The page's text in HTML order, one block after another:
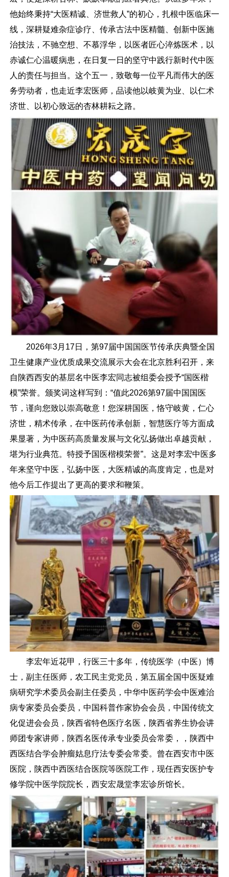
他始终秉持“大医精诚、济世救人”的初心，扎根中医临床一
线，深耕疑难杂症诊疗、传承古法中医精髓、创新中医施
治技法，不驰空想、不慕浮华，以医者匠心淬炼医术，以
赤诚仁心温暖病患，在日复一日的坚守中践行新时代中医
人的责任与担当。这个五一，致敬每一位平凡而伟大的医
务劳动者，也走近李宏医师，品读他以岐黄为业、以仁术
济世、以初心致远的杏林耕耘之路。
2026年3月17日，第97届中国国医节传承庆典暨全国
卫生健康产业优质成果交流展示大会在北京胜利召开，来
自陕西西安的基层名中医李宏同志被组委会授予“国医楷
模”荣誉。颁奖词这样写到：“值此2026第97届中国国医
节，谨向您致以崇高敬意！您深耕国医，恪守岐黄，仁心
济世，精术传承，在中医药传承创新，智慧医疗等方面成
果显著，为中医药高质量发展与文化弘扬做出卓越贡献，
堪为行业典范。特授予国医楷模荣誉”。这是对李宏中医多
年来坚守中医，弘扬中医，大医精诚的高度肯定，也是对
他今后工作提出了更高的要求和鞭策。
李宏年近花甲，行医三十多年，传统医学（中医）博
士，副主任医师，农工民主党党员，第五届全国中医疑难
病研究学术委员会副主任委员，中华中医药学会中医难治
病专家委员会委员，中国科普作家协会会员，中国传统文
化促进会会员，陕西省特色医疗名医，陕西省养生协会讲
师团专家讲师，陕西名医传承专业委员会常委，，陕西中
西医结合学会肿瘤姑息疗法专委会常委。曾在西安市中医
医院，陕西中西医结合医院等医院工作，现任西安医护专
修学院中医学院院长，西安宏晟堂李宏诊所馆长。